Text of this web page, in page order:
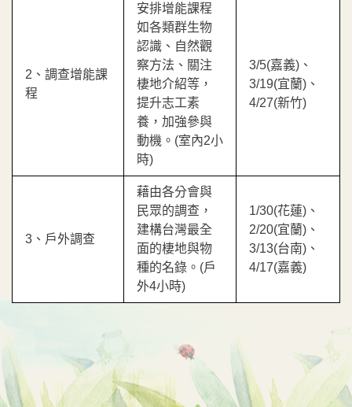
2、調查增能課
程
安排增能課程
如各類群生物
認識、自然觀
察方法、關注
棲地介紹等，
提升志工素
養，加強參與
動機。(室內2小
時)
3/5(嘉義)、
3/19(宜蘭)、
4/27(新竹)
3、戶外調查
藉由各分會與
民眾的調查，
建構台灣最全
面的棲地與物
種的名錄。(戶
外4小時)
1/30(花蓮)、
2/20(宜蘭)、
3/13(台南)、
4/17(嘉義)